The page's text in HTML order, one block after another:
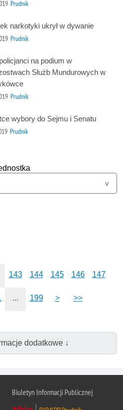
Prudnik
narkotyki ukrył w dywanie
Prudnik
na podium w
Służb Mundurowych w
Prudnik
wybory do Sejmu i Senatu
Prudnik
143 144 145 146 147
... 199 > >>
dodatkowe ↓
Biuletyn Informacji Publicznej